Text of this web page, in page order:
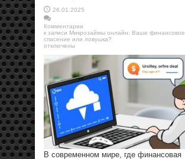
26.01.2025
Комментарии
к записи Микрозаймы онлайн: Ваше финансовое
спасение или ловушка?
отключены
В современном мире, где финансовая